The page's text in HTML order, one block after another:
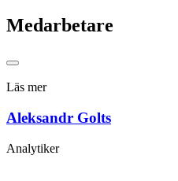
Medarbetare
Läs mer
Aleksandr Golts
Analytiker